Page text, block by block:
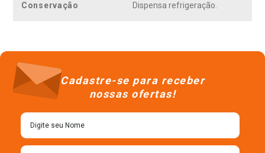
Conservação Dispensa refrigeração.
Cadastre-se para receber
nossas ofertas!